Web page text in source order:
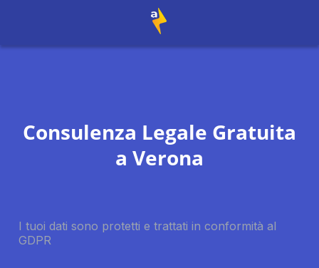
Consulenza Legale Gratuita
a Verona